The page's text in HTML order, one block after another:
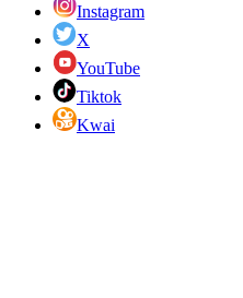
Instagram
X
YouTube
Tiktok
Kwai